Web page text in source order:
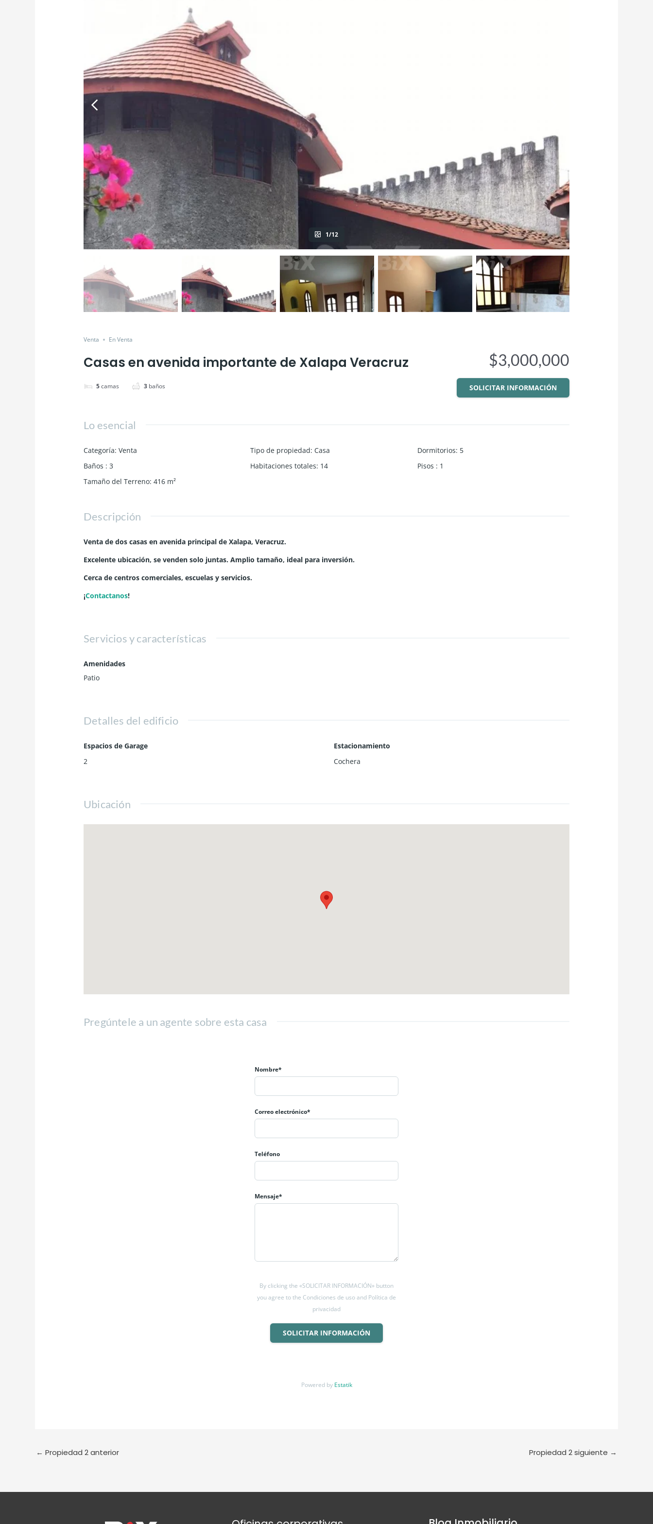
1/12
Venta En Venta
Casas en avenida importante de Xalapa Veracruz
5camas 3 baños
$3,000,000
SOLICITAR INFORMACIÓN
Lo esencial
Categoría: Venta Tipo de propiedad: Casa Dormitorios: 5
Baños : 3 Habitaciones totales: 14 Pisos : 1
Tamaño del Terreno: 416 m²
Descripción
Venta de dos casas en avenida principal de Xalapa, Veracruz.
Excelente ubicación, se venden solo juntas. Amplio tamaño, ideal para inversión.
Cerca de centros comerciales, escuelas y servicios.
¡Contactanos!
Servicios y características
Amenidades
Patio
Detalles del edificio
Espacios de Garage
2
Estacionamiento
Cochera
Ubicación
Pregúntele a un agente sobre esta casa
Nombre*
Correo electrónico*
Teléfono
Mensaje*
By clicking the «SOLICITAR INFORMACIÓN» button
you agree to the Condiciones de uso and Política de
privacidad
SOLICITAR INFORMACIÓN
Powered by Estatik
← Propiedad 2 anterior Propiedad 2 siguiente →